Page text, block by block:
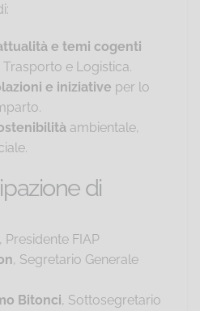
e temi cogenti
e Logistica.
e iniziative per lo
ambientale,
di
, Presidente FIAP
, Segretario Generale
Bitonci, Sottosegretario